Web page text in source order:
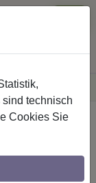
Weiß
technisch
Cookies Sie